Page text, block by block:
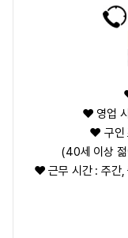
❤️ 영업
❤️ 구인
(40세 이상 젊
❤️ 근무 시간 : 주간,